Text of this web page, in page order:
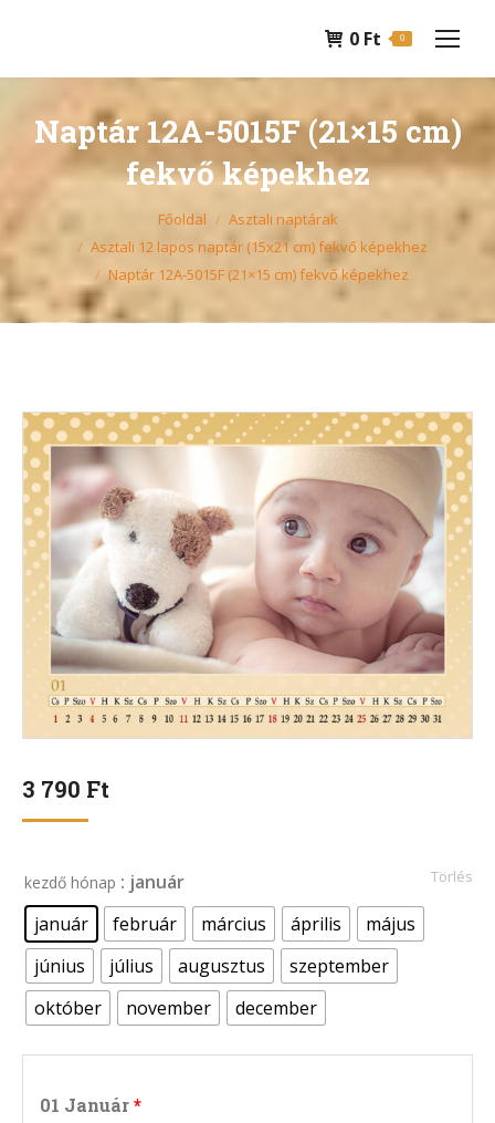
0 Ft 0
Naptár 12A-5015F (21×15 cm)
fekvő képekhez
You are here: Főoldal
Asztali naptárak
Asztali 12 lapos naptár (15x21 cm) fekvő képekhez
Naptár 12A-5015F (21×15 cm) fekvő képekhez
3 790 Ft
kezdő hónap : január
január
február március április
május
június
július augusztus
szeptember
október
november december
Törlés
01 Január